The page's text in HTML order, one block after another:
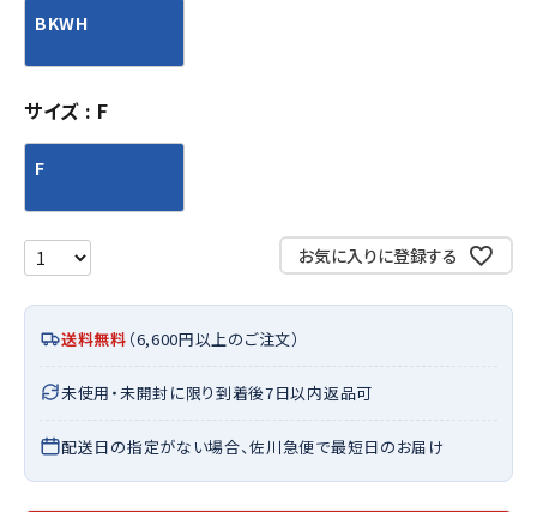
BKWH
サイズ F
F
お気に入りに登録する
送料無料 （6,600円以上のご注文）
未使用・未開封に限り到着後7日以内返品可
配送日の指定がない場合、佐川急便で最短日のお届け